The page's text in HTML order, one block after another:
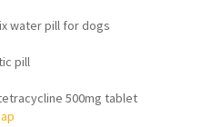
water pill for dogs
pill
500mg tablet